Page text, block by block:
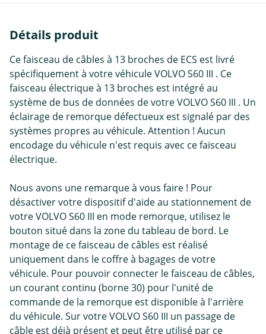
Détails produit
Ce faisceau de câbles à 13 broches de ECS est livré
spécifiquement à votre véhicule VOLVO S60 III . Ce
faisceau électrique à 13 broches est intégré au
système de bus de données de votre VOLVO S60 III . Un
éclairage de remorque défectueux est signalé par des
systèmes propres au véhicule. Attention ! Aucun
encodage du véhicule n'est requis avec ce faisceau
électrique.
Nous avons une remarque à vous faire ! Pour
désactiver votre dispositif d'aide au stationnement de
votre VOLVO S60 III en mode remorque, utilisez le
bouton situé dans la zone du tableau de bord. Le
montage de ce faisceau de câbles est réalisé
uniquement dans le coffre à bagages de votre
véhicule. Pour pouvoir connecter le faisceau de câbles,
un courant continu (borne 30) pour l'unité de
commande de la remorque est disponible à l'arrière
du véhicule. Sur votre VOLVO S60 III un passage de
câble est déjà présent et peut être utilisé par ce